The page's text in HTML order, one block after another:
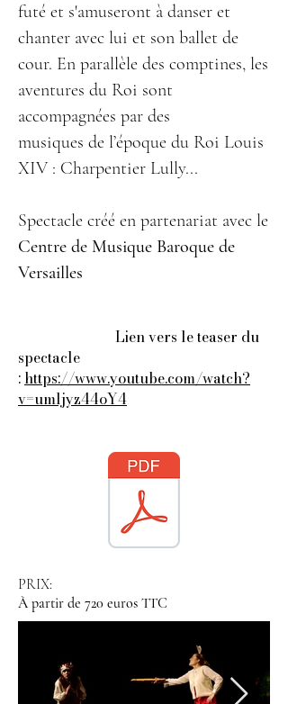
futé et s'amuseront à danser et
chanter avec lui et son ballet de
cour. En parallèle des comptines, les
aventures du Roi sont
accompagnées par des
musiques de l’époque du Roi Louis
XIV : Charpentier Lully...
Spectacle créé en partenariat avec le
Centre de Musique Baroque de
Versailles
Lien vers le teaser du
spectacle
: https://www.youtube.com/watch?
v=umljyz44oY4
PRIX:
À partir de 720 euros TTC